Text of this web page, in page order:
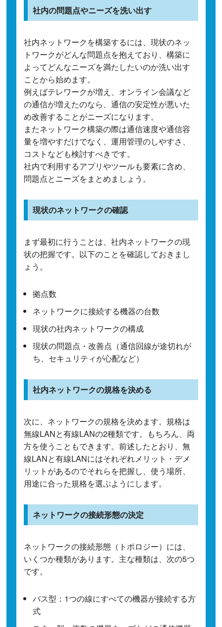
社内の問題点やニーズを洗い出す
社内ネットワークを構築するには、現状のネッ
トワークがどんな問題点を抱えており、構築に
よってどんなニーズを満たしたいのか洗い出す
ことから始めます。
例えばテレワークが増え、オンライン会議など
の通信が増えたのなら、通信の安定性が悪いた
め改善することがニーズになります。
またネットワーク構築の際は通信速度や通信容
量を増やすだけでなく、運用管理のしやすさ、
コストなども検討すべきです。
社内で利用するアプリやツールも要素に含め、
問題点とニーズをまとめましょう。
現状のネットワークの確認
まず最初に行うことは、社内ネットワークの現
状の把握です。以下のことを確認しておきまし
ょう。
拠点数
ネットワークに接続する機器の台数
現状の社内ネットワークの構成
現状の問題点・改善点（通信回線が途切れが
ち、セキュリティが心配など）
社内ネットワークの規格を決める
次に、ネットワークの規格を決めます。規格は
無線LANと有線LANの2種類です。もちろん、両
方を使うこともできます。前述したとおり、無
線LANと有線LANにはそれぞれメリット・デメ
リットがあるのでそれらを把握し、使う場所、
用途に合った規格を選ぶようにします。
ネットワークの接続形態の決定
ネットワークの接続形態（トポロジー）には、
いくつか種類があります。主な種類は、次の5つ
です。
バス型：1つの線にすべての機器が接続する方
式